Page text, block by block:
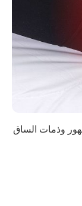
وذمات الساق